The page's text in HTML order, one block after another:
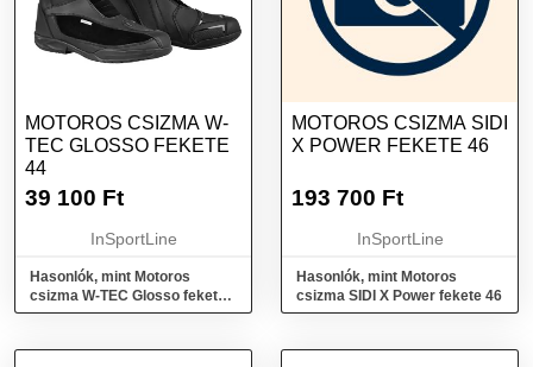
MOTOROS CSIZMA W-
TEC GLOSSO FEKETE
44
39 100 Ft
InSportLine
Hasonlók, mint Motoros
csizma W-TEC Glosso fekete
44
MOTOROS CSIZMA SIDI
X POWER FEKETE 46
193 700 Ft
InSportLine
Hasonlók, mint Motoros
csizma SIDI X Power fekete 46